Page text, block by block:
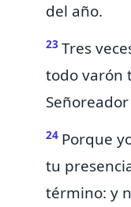
del año.
23 Tres
todo varón
24 Porque
tu
término: y